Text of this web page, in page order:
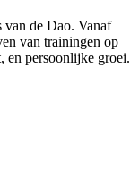
van de Dao. Vanaf
van trainingen op
en persoonlijke groei.